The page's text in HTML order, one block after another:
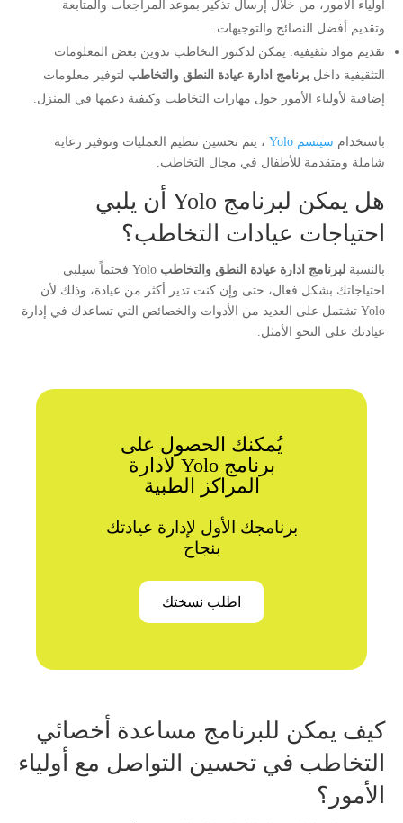
أولياء الأمور، من خلال إرسال تذكير بموعد المراجعات والمتابعة
وتقديم أفضل النصائح والتوجيهات.
تقديم مواد تثقيفية: يمكن لدكتور التخاطب تدوين بعض المعلومات
التثقيفية داخل برنامج ادارة عيادة النطق والتخاطب لتوفير معلومات
إضافية لأولياء الأمور حول مهارات التخاطب وكيفية دعمها في المنزل.
باستخدام سيتسم Yolo
، يتم تحسين تنظيم العمليات وتوفير رعاية
شاملة ومتقدمة للأطفال في مجال التخاطب.
هل يمكن لبرنامج Yolo أن يلبي
احتياجات عيادات التخاطب؟
بالنسبة لبرنامج ادارة عيادة النطق والتخاطب
Yolo فحتماً سيلبي
احتياجاتك بشكل فعال، حتى وإن كنت تدير أكثر من عيادة، وذلك لأن
Yolo تشتمل على العديد من الأدوات والخصائص التي تساعدك في إدارة
عيادتك على النحو الأمثل.
يُمكنك الحصول على
برنامج Yolo لادارة
المراكز الطبية
برنامجك الأول لإدارة عيادتك
بنجاح
اطلب نسختك
كيف يمكن للبرنامج مساعدة أخصائي
التخاطب في تحسين التواصل مع أولياء
الأمور؟